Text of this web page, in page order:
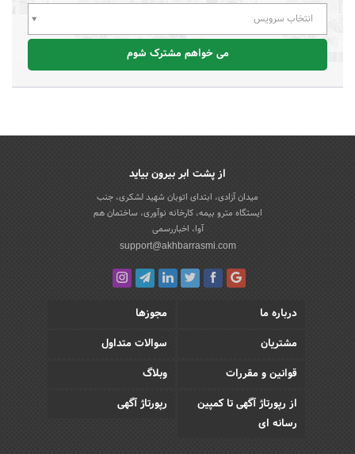
انتخاب سرویس
می خواهم مشترک شوم
از پشت ابر بیرون بیاید
میدان آزادی، ابتدای اتوبان شهید لشکری، جنب
ایستگاه مترو بیمه، کارخانه نوآوری، ساختمان هم
آوا، اخباررسمی
support@akhbarrasmi.com
درباره ما
مجوزها
مشتریان
سوالات متداول
قوانین و مقررات
وبلاگ
از رپورتاژ آگهی تا کمپین
رسانه ای
رپورتاژ آگهی